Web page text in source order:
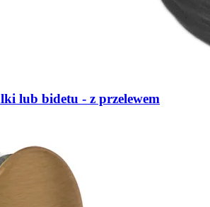
lub bidetu - z przelewem